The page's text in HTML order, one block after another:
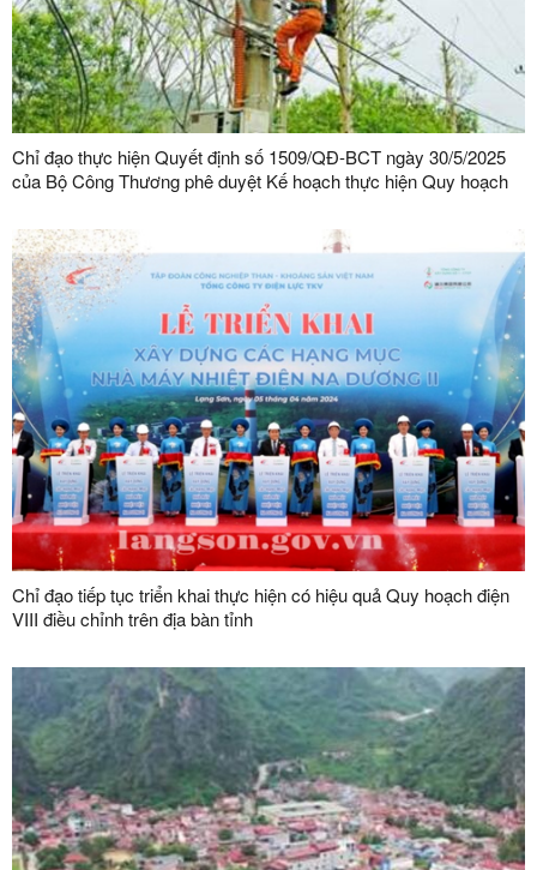
Chỉ đạo thực hiện Quyết định số 1509/QĐ-BCT ngày 30/5/2025
của Bộ Công Thương phê duyệt Kế hoạch thực hiện Quy hoạch
năm 2050 điều chỉnh
Chỉ đạo tiếp tục triển khai thực hiện có hiệu quả Quy hoạch điện
VIII điều chỉnh trên địa bàn tỉnh